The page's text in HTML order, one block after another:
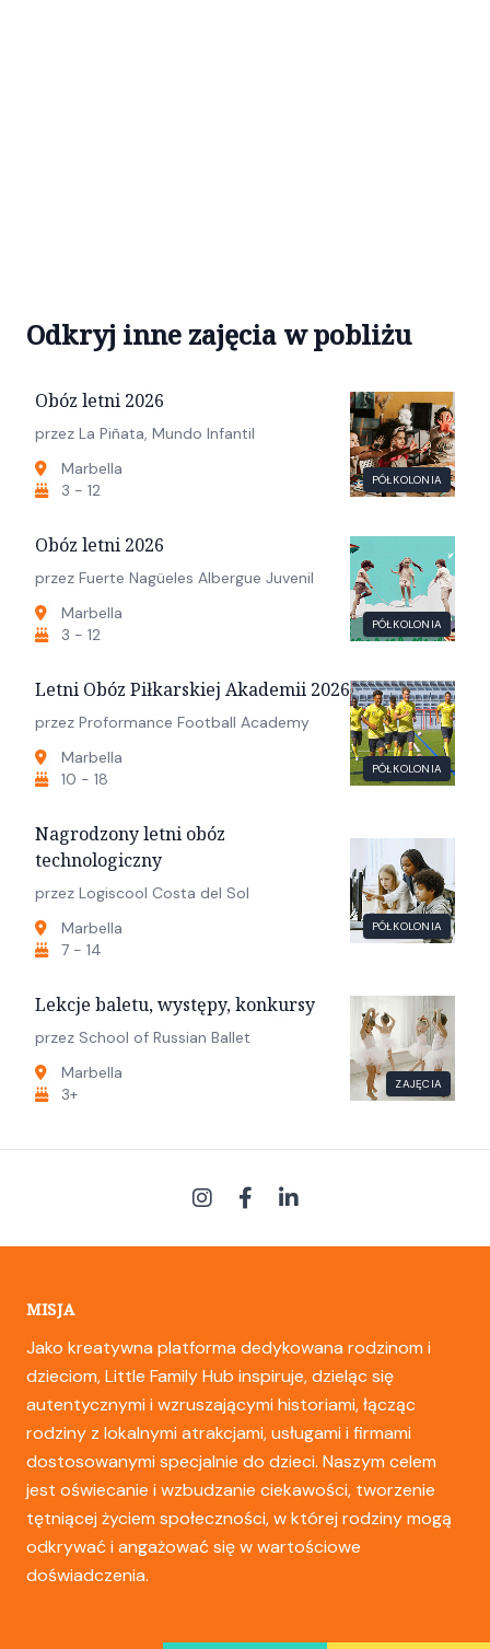
Odkryj inne zajęcia w pobliżu
PÓŁKOLONIA
Obóz letni 2026
przez La Piñata, Mundo Infantil
Marbella
3 - 12
PÓŁKOLONIA
Obóz letni 2026
przez Fuerte Nagüeles Albergue Juvenil
Marbella
3 - 12
PÓŁKOLONIA
Letni Obóz Piłkarskiej Akademii 2026
przez Proformance Football Academy
Marbella
10 - 18
PÓŁKOLONIA
Nagrodzony letni obóz
technologiczny
przez Logiscool Costa del Sol
Marbella
7 - 14
ZAJĘCIA
Lekcje baletu, występy, konkursy
przez School of Russian Ballet
Marbella
3+
MISJA
Jako kreatywna platforma dedykowana rodzinom i
dzieciom, Little Family Hub inspiruje, dzieląc się
autentycznymi i wzruszającymi historiami, łącząc
rodziny z lokalnymi atrakcjami, usługami i firmami
dostosowanymi specjalnie do dzieci. Naszym celem
jest oświecanie i wzbudzanie ciekawości, tworzenie
tętniącej życiem społeczności, w której rodziny mogą
odkrywać i angażować się w wartościowe
doświadczenia.